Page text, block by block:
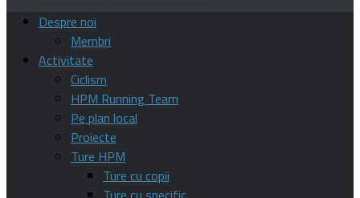
Despre noi
Membri
Activitate
Ciclism
HPM Running Team
Pe plan local
Proiecte
Ture HPM
Ture cu copii